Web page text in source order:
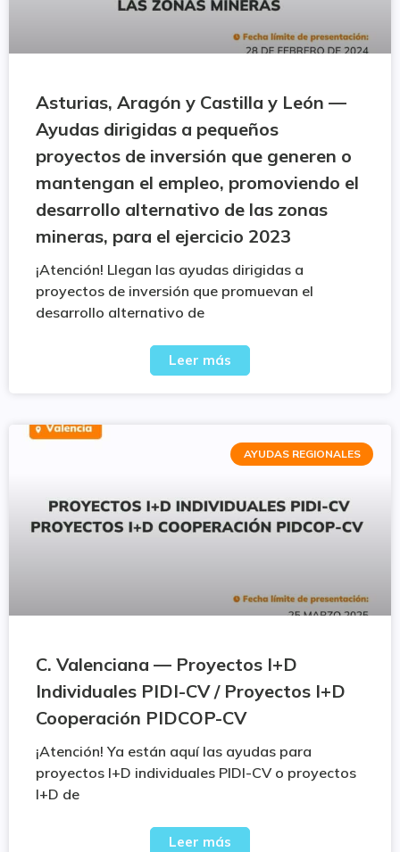
Asturias, Aragón y Castilla y León —
Ayudas dirigidas a pequeños
proyectos de inversión que generen o
mantengan el empleo, promoviendo el
desarrollo alternativo de las zonas
mineras, para el ejercicio 2023
¡Atención! Llegan las ayudas dirigidas a
proyectos de inversión que promuevan el
desarrollo alternativo de
Leer más
AYUDAS REGIONALES
C. Valenciana — Proyectos I+D
Individuales PIDI-CV / Proyectos I+D
Cooperación PIDCOP-CV
¡Atención! Ya están aquí las ayudas para
proyectos I+D individuales PIDI-CV o proyectos
I+D de
Leer más